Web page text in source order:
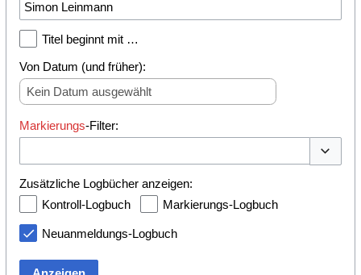
Titel beginnt mit …
Von Datum (und früher):
Kein Datum ausgewählt
Markierungs-Filter:
Zusätzliche Logbücher anzeigen:
Kontroll-Logbuch
Markierungs-Logbuch
Neuanmeldungs-Logbuch